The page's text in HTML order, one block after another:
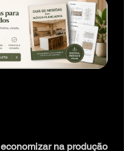
economizar na produção